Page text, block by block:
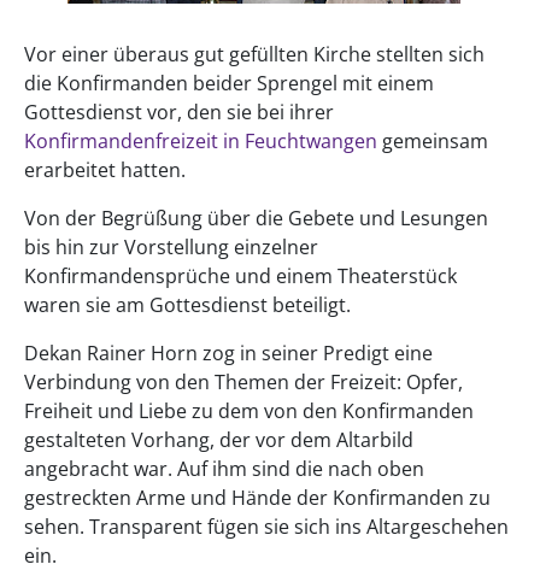
Vor einer überaus gut gefüllten Kirche stellten sich
die Konfirmanden beider Sprengel mit einem
Gottesdienst vor, den sie bei ihrer
Konfirmandenfreizeit in Feuchtwangen gemeinsam
erarbeitet hatten.
Von der Begrüßung über die Gebete und Lesungen
bis hin zur Vorstellung einzelner
Konfirmandensprüche und einem Theaterstück
waren sie am Gottesdienst beteiligt.
Dekan Rainer Horn zog in seiner Predigt eine
Verbindung von den Themen der Freizeit: Opfer,
Freiheit und Liebe zu dem von den Konfirmanden
gestalteten Vorhang, der vor dem Altarbild
angebracht war. Auf ihm sind die nach oben
gestreckten Arme und Hände der Konfirmanden zu
sehen. Transparent fügen sie sich ins Altargeschehen
ein.